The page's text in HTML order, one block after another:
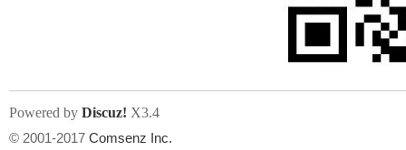
Powered by Discuz! X3.4
© 2001-2017 Comsenz Inc.